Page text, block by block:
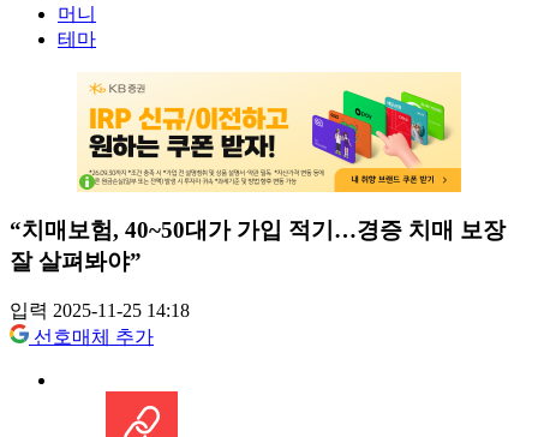
머니
테마
“치매보험, 40~50대가 가입 적기…경증 치매 보장
잘 살펴봐야”
입력 2025-11-25 14:18
선호매체 추가